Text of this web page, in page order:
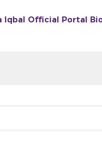
Iqbal Official Portal